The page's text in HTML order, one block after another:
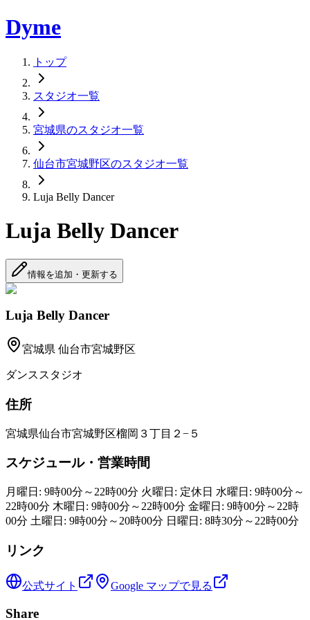
Dyme
トップ
スタジオ一覧
宮城県のスタジオ一覧
仙台市宮城野区のスタジオ一覧
Luja Belly Dancer
Luja Belly Dancer
情報を追加・更新する
Luja Belly Dancer
宮城県 仙台市宮城野区
ダンススタジオ
住所
宮城県仙台市宮城野区榴岡３丁目２−５
スケジュール・営業時間
月曜日: 9時00分～22時00分 火曜日: 定休日 水曜日: 9時00分～
22時00分 木曜日: 9時00分～22時00分 金曜日: 9時00分～22時
00分 土曜日: 9時00分～20時00分 日曜日: 8時30分～22時00分
リンク
公式サイト Google マップで見る
Share